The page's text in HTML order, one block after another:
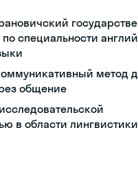
по специальности
метод
общение
в области